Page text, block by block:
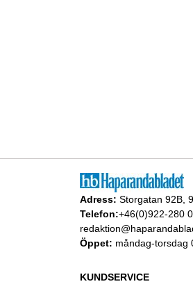
Adress: Storgatan 92B,
Telefon:+46(0)922-280
Öppet: måndag-torsdag
KUNDSERVICE